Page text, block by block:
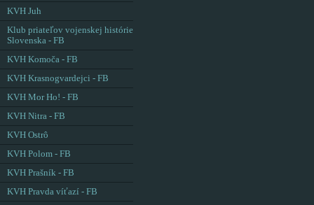
KVH Juh
Klub priateľov vojenskej histórie
Slovenska - FB
KVH Komoča - FB
KVH Krasnogvardejci - FB
KVH Mor Ho! - FB
KVH Nitra - FB
KVH Ostrô
KVH Polom - FB
KVH Prašník - FB
KVH Pravda víťazí - FB